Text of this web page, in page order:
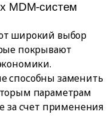
MDM-систем
широкий выбор
покрывают
способны заменить
параметрам
за счет применения